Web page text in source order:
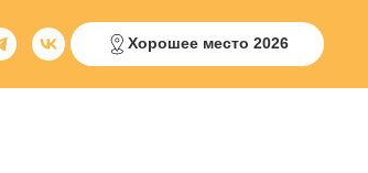
Хорошее место 2026